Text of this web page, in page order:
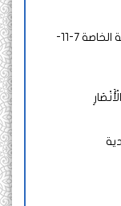
تقديم المصلحة العامة على المنفعة الخاصة 7-11-